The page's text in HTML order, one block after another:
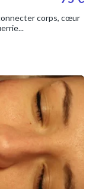
corps, cœur